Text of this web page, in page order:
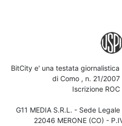
BitCity e' una testata
di Como , n. 21/
Iscrizione
G11 MEDIA S.R.L. - Sede
22046 MERONE (CO) -